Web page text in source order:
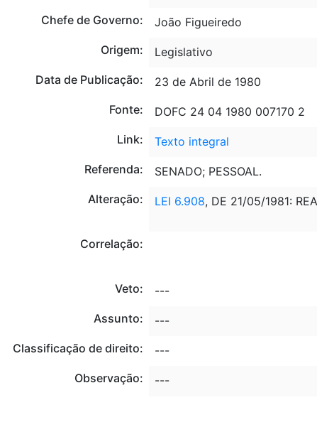
Chefe de Governo:
João Figueiredo
Origem:
Legislativo
Data de Publicação:
23 de Abril de 1980
Fonte:
DOFC 24 04 1980 007170 2
Link:
Texto integral
Referenda:
SENADO; PESSOAL.
Alteração:
LEI 6.908, DE 21/05/1981:
Correlação:
Veto:
---
Assunto:
---
Classificação de direito:
---
Observação:
---